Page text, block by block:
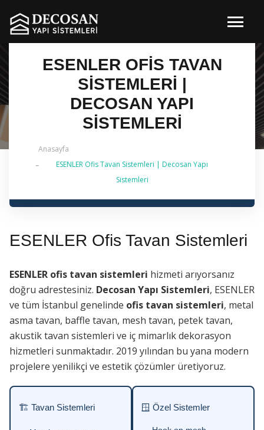
ESENLER OFIS TAVAN
SISTEMLERI |
DECOSAN YAPI
SISTEMLERI
Anasayfa
ESENLER Ofis Tavan Sistemleri | Decosan Yapı
Sistemleri
✔ 2026 Güncel — İstanbul Genelinde Metal Asma
ESENLER Ofis Tavan Sistemleri
ESENLER ofis tavan sistemleri hizmeti arıyorsanız
doğru adrestesiniz. Decosan Yapı Sistemleri, ESENLER
ve tüm İstanbul genelinde ofis tavan sistemleri, metal
asma tavan, baffle tavan, mesh tavan, petek tavan,
akustik tavan sistemleri ve iç mimarlık dekorasyon
hizmetleri sunmaktadır. 2019 yılından bu yana modern
projelere yenilikçi ve estetik çözümler üretiyoruz.
🏗 Tavan Sistemleri 🪟 Özel Sistemler